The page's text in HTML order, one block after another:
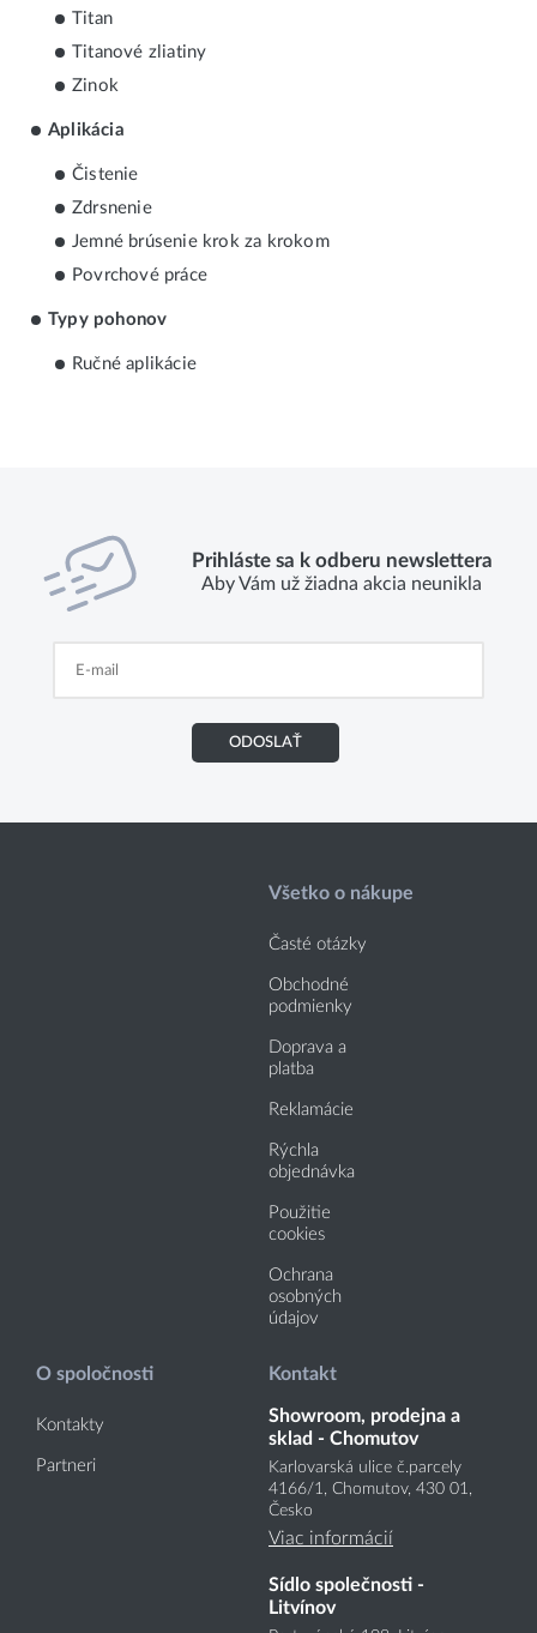
Titan
Titanové zliatiny
Zinok
Aplikácia
Čistenie
Zdrsnenie
Jemné brúsenie krok za krokom
Povrchové práce
Typy pohonov
Ručné aplikácie
Prihláste sa k odberu newslettera
Aby Vám už žiadna akcia neunikla
ODOSLAŤ
Všetko o nákupe
Časté otázky
Obchodné
podmienky
Doprava a
platba
Reklamácie
Rýchla
objednávka
Použitie
cookies
Ochrana
osobných
údajov
O spoločnosti
Kontakty
Partneri
Kontakt
Showroom, prodejna a
sklad - Chomutov
Karlovarská ulice č.parcely
4166/1, Chomutov, 430 01,
Česko
Viac informácií
Sídlo společnosti -
Litvínov